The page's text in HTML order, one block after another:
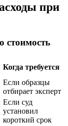
при
стоимость
Когда требуется
Если образцы
отбирает эксперт
Если суд
установил
короткий срок